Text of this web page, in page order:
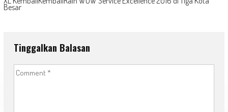
Besar
Tinggalkan Balasan